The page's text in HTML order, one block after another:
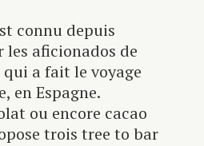
connu depuis
aficionados de
a fait le voyage
en Espagne.
ou encore cacao
trois tree to bar